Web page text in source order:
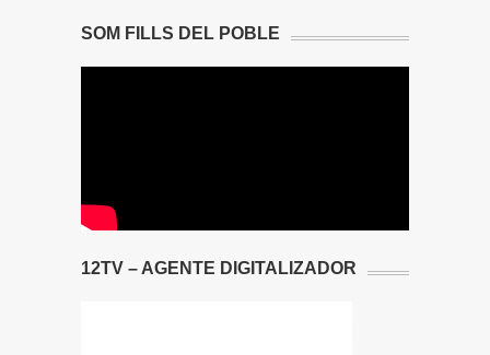
SOM FILLS DEL POBLE
12TV – AGENTE DIGITALIZADOR